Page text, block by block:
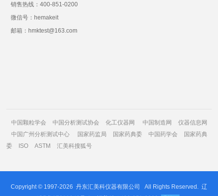
销售热线：400-851-0200
微信号：hemakeit
邮箱：hmktest@163.com
中国颗粒学会 中国分析测试协会 化工仪器网 中国制造网
仪器信息网
中国广州分析测试中心
国家药监局 国家药典委 中国药学会
国家药典
委
ISO ASTM 汇美科搜狐号
Copyright © 1997-2026 丹东汇美科仪器有限公司 All Rights Reserved. 辽